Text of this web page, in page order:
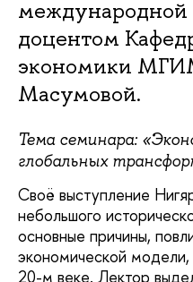
международной
доцентом
экономики
Масумовой.
Тема семинара:
глобальных
Своё выступление
небольшого
основные причины,
экономической
20-м веке. Лектор